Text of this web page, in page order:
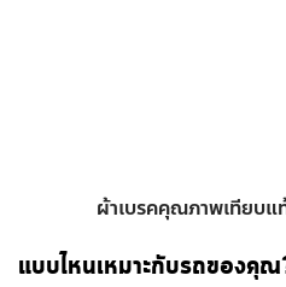
ผ้าเบรคคุณภาพเทียบแ
แบบไหนเหมาะกับรถของคุ